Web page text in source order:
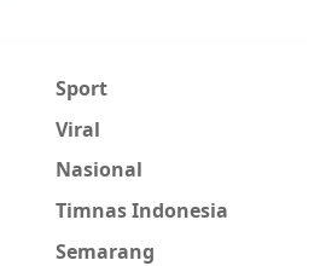
Sport
Viral
Nasional
Timnas Indonesia
Semarang